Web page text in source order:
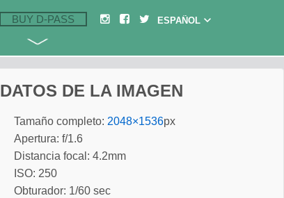
BUY D-PASS
DATOS DE LA IMAGEN
Tamaño completo: 2048×1536px
Apertura: f/1.6
Distancia focal: 4.2mm
ISO: 250
Obturador: 1/60 sec